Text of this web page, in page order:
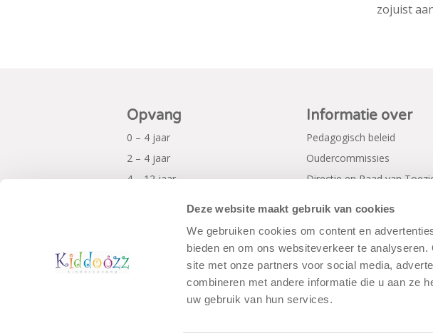
Deze website maakt gebruik van cookies
We gebruiken cookies om content en
bieden en om ons websiteverkeer te
site met onze partners voor social media,
combineren met andere informatie die u aan ze
uw gebruik van hun services.
zojuist
Opvang
0 – 4 jaar
2 – 4 jaar
4 – 12 jaar
Informatie over
Pedagogisch beleid
Oudercommissies
Directie en Raad van